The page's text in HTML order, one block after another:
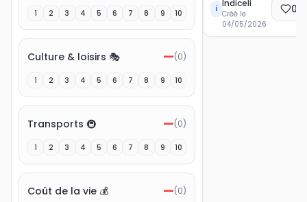
1 2 3 4 5 6 7 8 9 10
Culture & loisirs 🎭 —(0)
1 2 3 4 5 6 7 8 9 10
Transports 🚇 —(0)
1 2 3 4 5 6 7 8 9 10
Coût de la vie 💰 —(0)
i Indiceli
Créé le
04/05/2026
0